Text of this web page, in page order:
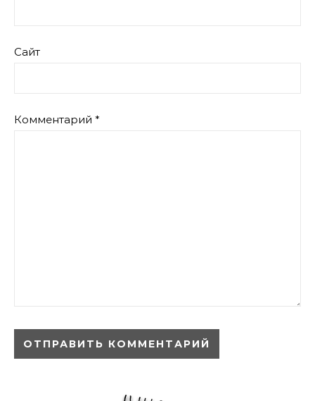
Сайт
Комментарий *